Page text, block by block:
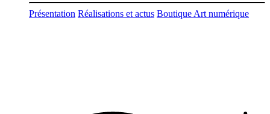
Présentation Réalisations et actus Boutique Art numérique